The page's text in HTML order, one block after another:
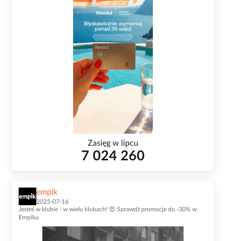
Zasięg w lipcu
7 024 260
empik
2025-07-16
Jesteś w klubie - w wielu klubach! 😍 Sprawdź promocje do -30% w
Empiku